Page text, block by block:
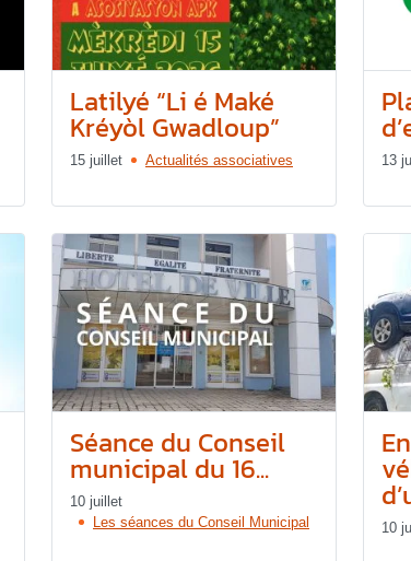
Latilyé “Li é Maké
Kréyòl Gwadloup”
15 juillet Actualités associatives 13
Séance du Conseil
municipal du 16...
10 juillet
Les séances du Conseil Municipal
10